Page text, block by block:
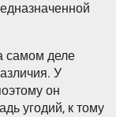
самом деле
У
он
угодий, к тому